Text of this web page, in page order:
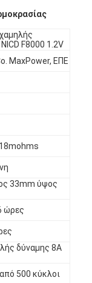
F8000 1.2V
MaxPower, ΕΠΕ
33mm ύψος
ώρες
δύναμης 8A
500 κύκλοι